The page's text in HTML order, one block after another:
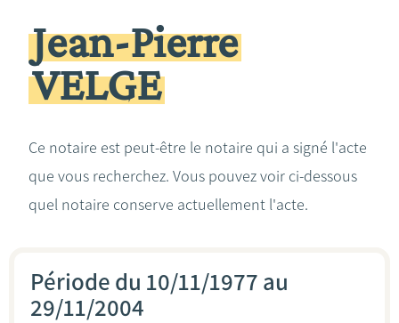
Héritage et donations
Entreprendre
Calculateurs
Jean-Pierre
VELGE
Ce notaire est peut-être le notaire qui a signé l'acte
que vous recherchez. Vous pouvez voir ci-dessous
quel notaire conserve actuellement l'acte.
Période du 10/11/1977 au
29/11/2004